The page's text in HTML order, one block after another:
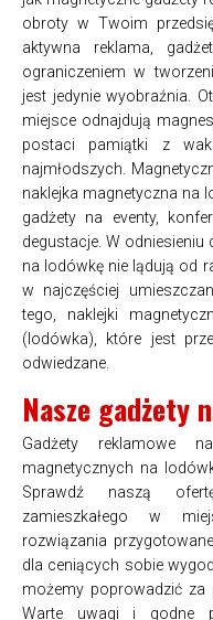
obroty w Twoim
aktywna reklama,
ograniczeniem w
jest jedynie wyobraźnia.
miejsce odnajdują
postaci pamiątki z
najmłodszych.
naklejka magnetyczna na
gadżety na eventy,
degustacje. W odniesieniu
na lodówkę nie lądują od
w najczęściej
tego, naklejki
(lodówka), które jest
odwiedzane.
Nasze gadżety
Gadżety reklamowe
magnetycznych na
Sprawdź naszą
zamieszkałego w
rozwiązania
dla ceniących sobie
możemy poprowadzić za
Warte uwagi i godne